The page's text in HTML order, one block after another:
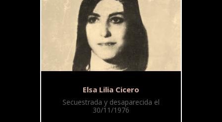
Elsa Lilia Cicero
Secuestrada y desaparecida el
30/11/1976